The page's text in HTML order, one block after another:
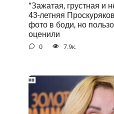
“Зажатая, грустная и
43-летняя
фото в боди, но
оценили
0 7.9к.